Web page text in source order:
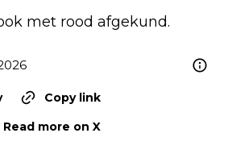
Copy link
Read more on X